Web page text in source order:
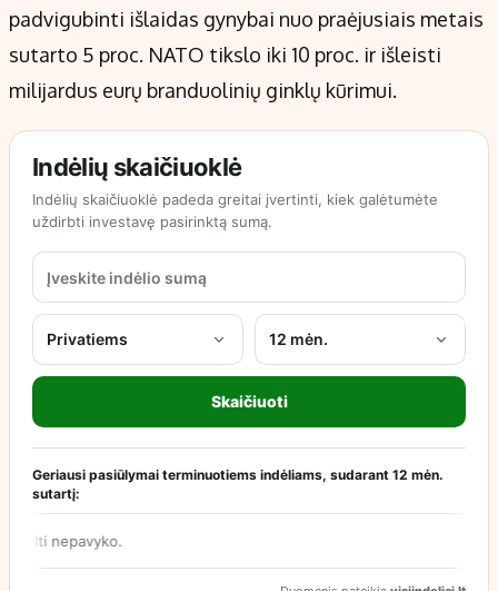
padvigubinti išlaidas gynybai nuo praėjusiais metais
sutarto 5 proc. NATO tikslo iki 10 proc. ir išleisti
milijardus eurų branduolinių ginklų kūrimui.